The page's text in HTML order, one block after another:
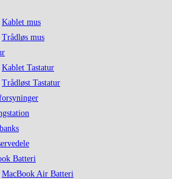
Kablet mus
Trådløs mus
Kablet Tastatur
Trådløst Tastatur
Batteri
MacBook Air Batteri